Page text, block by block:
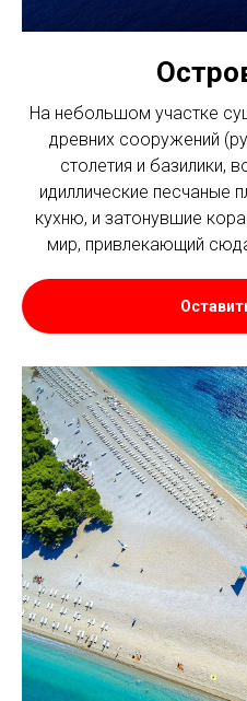
На небольшом участке
древних сооружений
столетия и базилики,
идиллические песчаные
кухню, и затонувшие
мир, привлекающий